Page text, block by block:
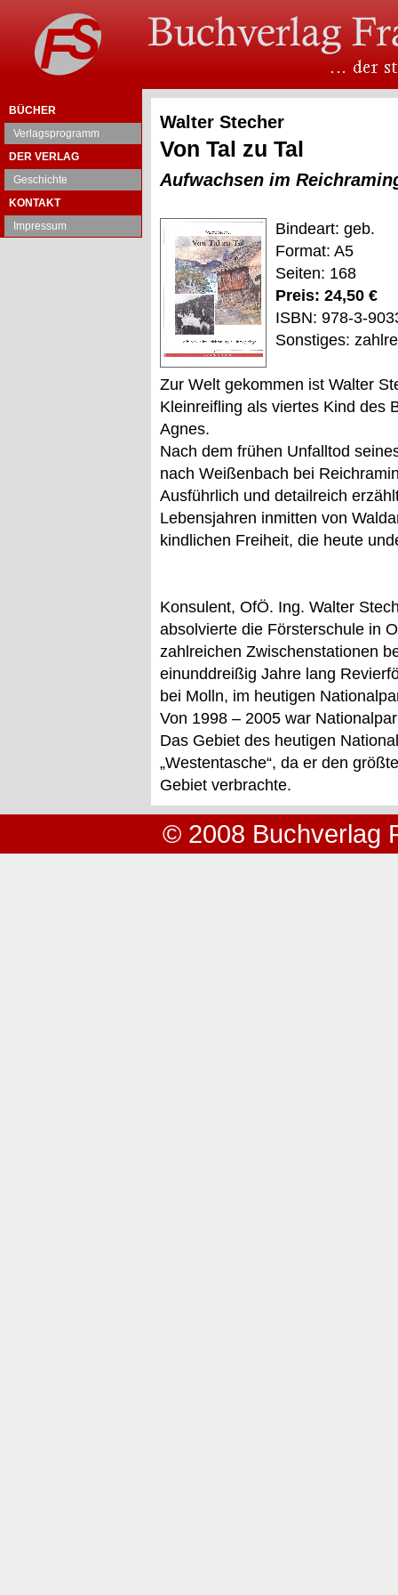
BÜCHER
Verlagsprogramm
DER VERLAG
Geschichte
KONTAKT
Impressum
Walter Stecher
Von Tal zu Tal
Aufwachsen im
Bindeart: geb.
Format: A5
Seiten: 168
Preis: 24,50 €
ISBN: 978-3-
Sonstiges:
Zur Welt gekommen ist Walter
Kleinreifling als viertes Kind des
Agnes.
Nach dem frühen Unfalltod
nach Weißenbach bei
Ausführlich und detailreich
Lebensjahren inmitten von
kindlichen Freiheit, die heute
Konsulent, OfÖ. Ing. Walter
absolvierte die Försterschule in
zahlreichen Zwischenstationen
einunddreißig Jahre lang
bei Molln, im heutigen
Von 1998 – 2005 war
Das Gebiet des heutigen
„Westentasche“, da er den
Gebiet verbrachte.
© 2008 Buchverlag